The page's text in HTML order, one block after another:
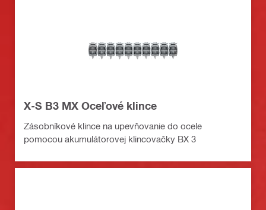
X-S B3 MX Oceľové klince
Zásobníkové klince na upevňovanie do ocele
pomocou akumulátorovej klincovačky BX 3